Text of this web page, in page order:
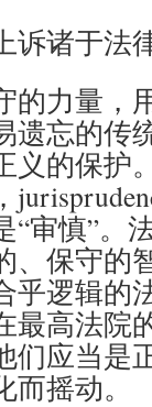
诉诸于法
的力量，
遗忘的传
义的保护
“审慎”。
、保守的
乎逻辑的
最高法院
们应当是
摇动。